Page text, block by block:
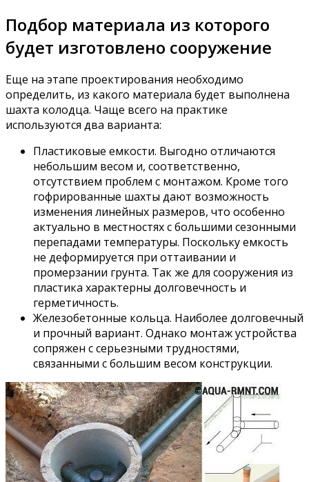
Подбор материала из которого
будет изготовлено сооружение
Еще на этапе проектирования необходимо
определить, из какого материала будет выполнена
шахта колодца. Чаще всего на практике
используются два варианта:
Пластиковые емкости. Выгодно отличаются
небольшим весом и, соответственно,
отсутствием проблем с монтажом. Кроме того
гофрированные шахты дают возможность
изменения линейных размеров, что особенно
актуально в местностях с большими сезонными
перепадами температуры. Поскольку емкость
не деформируется при оттаивании и
промерзании грунта. Так же для сооружения из
пластика характерны долговечность и
герметичность.
Железобетонные кольца. Наиболее долговечный
и прочный вариант. Однако монтаж устройства
сопряжен с серьезными трудностями,
связанными с большим весом конструкции.